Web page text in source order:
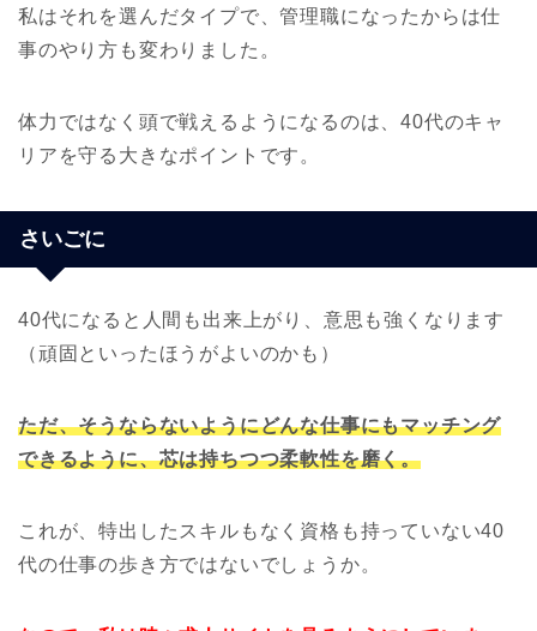
私はそれを選んだタイプで、管理職になったからは仕
事のやり方も変わりました。
体力ではなく頭で戦えるようになるのは、40代のキャ
リアを守る大きなポイントです。
さいごに
40代になると人間も出来上がり、意思も強くなります
（頑固といったほうがよいのかも）
ただ、そうならないようにどんな仕事にもマッチング
できるように、芯は持ちつつ柔軟性を磨く。
これが、特出したスキルもなく資格も持っていない40
代の仕事の歩き方ではないでしょうか。